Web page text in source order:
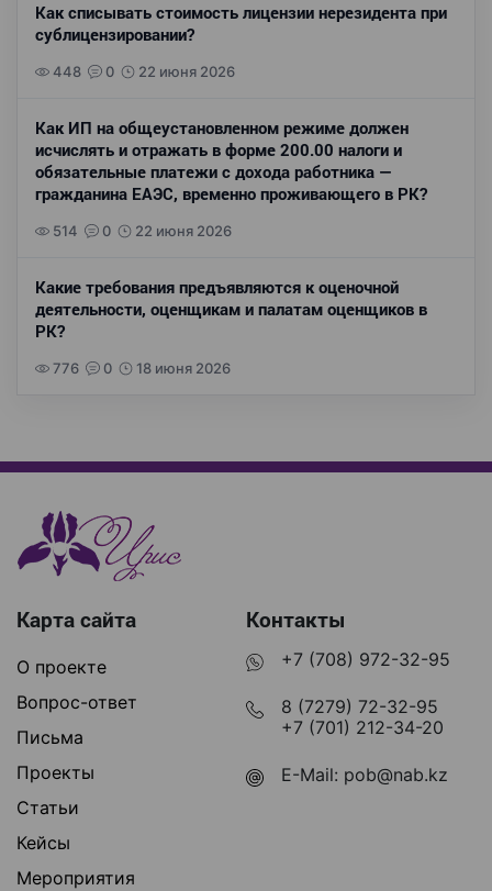
Как списывать стоимость лицензии нерезидента при
сублицензировании?
448 0 22 июня 2026
Как ИП на общеустановленном режиме должен
исчислять и отражать в форме 200.00 налоги и
обязательные платежи с дохода работника —
гражданина ЕАЭС, временно проживающего в РК?
514 0 22 июня 2026
Какие требования предъявляются к оценочной
деятельности, оценщикам и палатам оценщиков в
РК?
776 0 18 июня 2026
Карта сайта
О проекте
Вопрос-ответ
Письма
Проекты
Статьи
Кейсы
Мероприятия
Контакты
+7 (708) 972-32-95
8 (7279) 72-32-95
+7 (701) 212-34-20
E-Mail: pob@nab.kz